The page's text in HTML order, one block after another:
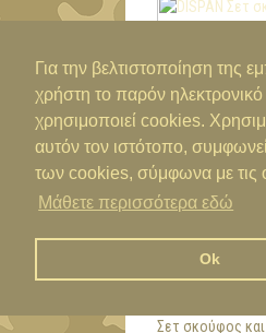
Για την βελτιστοποίηση της
χρήστη το παρόν
χρησιμοποιεί cookies.
αυτόν τον ιστότοπο,
των cookies, σύμφωνα με τις
Μάθετε περισσότερα εδώ
Ok
29,00€
DISPAN ΣΕΤ
ΚΑΣΚΌΛ
ΔΆΣΟΥΣ 51903
Σετ σκούφος